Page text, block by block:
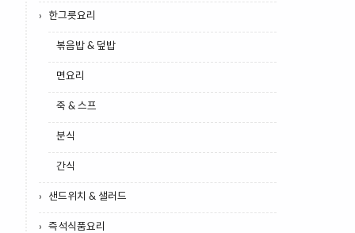
한그릇요리
볶음밥 & 덮밥
면요리
죽 & 스프
분식
간식
샌드위치 & 샐러드
즉석식품요리